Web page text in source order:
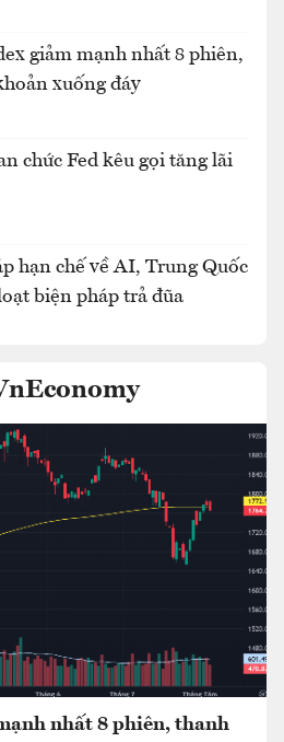
giảm mạnh nhất 8 phiên,
xuống đáy
chức Fed kêu gọi tăng lãi
hạn chế về AI, Trung Quốc
biện pháp trả đũa
nhất 8 phiên, thanh